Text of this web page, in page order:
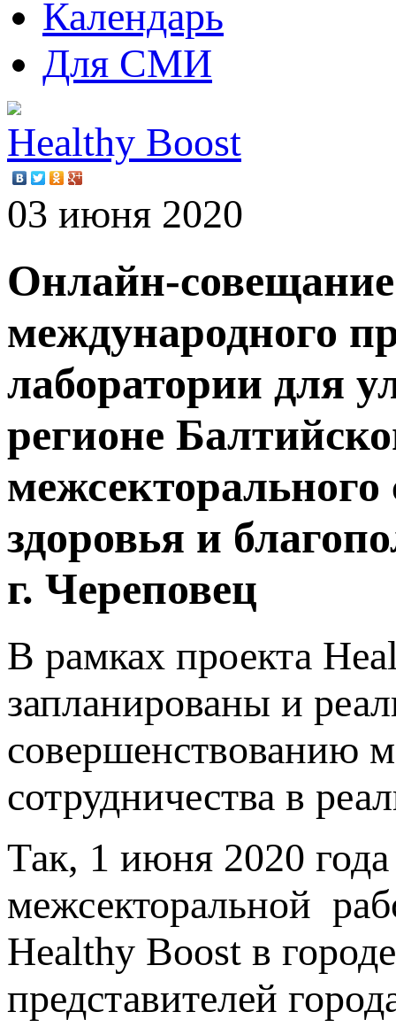
Календарь
Для СМИ
Healthy Boost
03 июня 2020
Онлайн-
международного
лаборатории для
регионе
межсекторального
здоровья и
г. Череповец
В рамках проекта
запланированы и
совершенствованию
сотрудничества в
Так, 1 июня 2020
межсекторальной
Healthy Boost в
представителей